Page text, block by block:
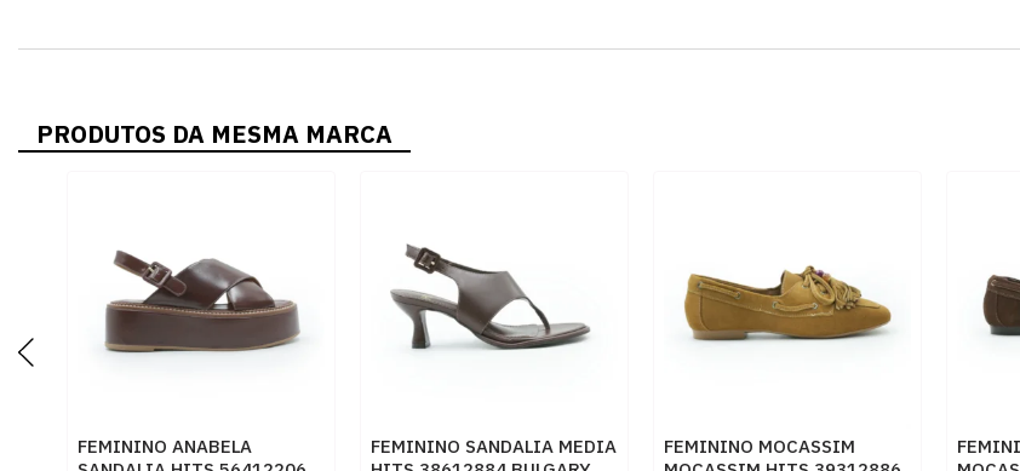
PRODUTOS DA MESMA MARCA
FEMININO ANABELA
FEMININO SANDALIA MEDIA
FEMININO MOCASSIM